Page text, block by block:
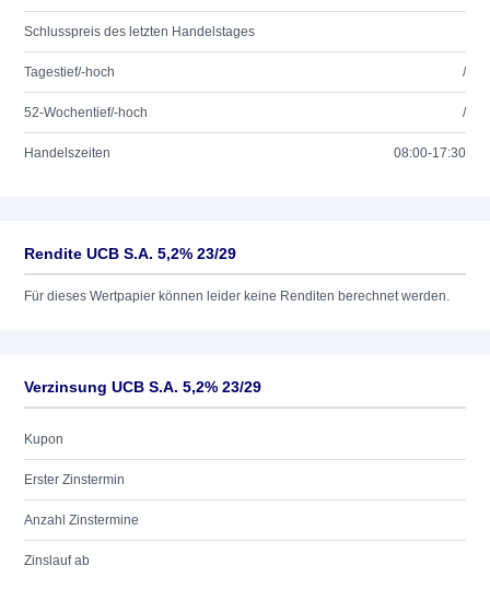
Schlusspreis des letzten Handelstages
Tagestief/-hoch /
52-Wochentief/-hoch /
Handelszeiten 08:00-17:30
Rendite UCB S.A. 5,2% 23/29
Für dieses Wertpapier können leider keine Renditen berechnet werden.
Verzinsung UCB S.A. 5,2% 23/29
Kupon
Erster Zinstermin
Anzahl Zinstermine
Zinslauf ab